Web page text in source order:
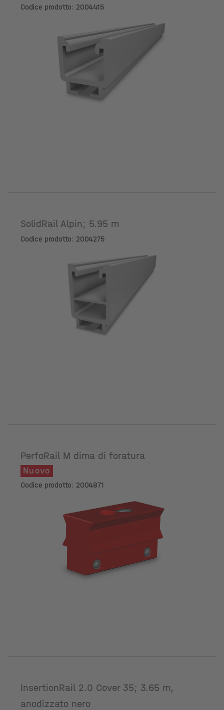
Codice prodotto: 2004415
SolidRail Alpin; 5.95 m
Codice prodotto: 2004275
PerfoRail M dima di foratura
Nuovo
Codice prodotto: 2004871
InsertionRail 2.0 Cover 35; 3.65 m,
anodizzato nero